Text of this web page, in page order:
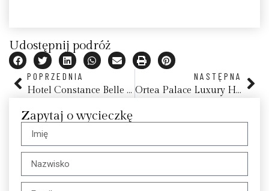
Udostępnij podróż
POPRZEDNIA
Hotel Constance Belle Mare Plage, Mauritius
NASTĘPNA
Ortea Palace Luxury Hotel, Syrakuzy
Zapytaj o wycieczkę